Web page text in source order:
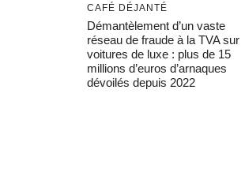
CAFÉ DÉJANTÉ
Démantèlement d’un vaste
réseau de fraude à la TVA sur
voitures de luxe : plus de 15
millions d’euros d’arnaques
dévoilés depuis 2022